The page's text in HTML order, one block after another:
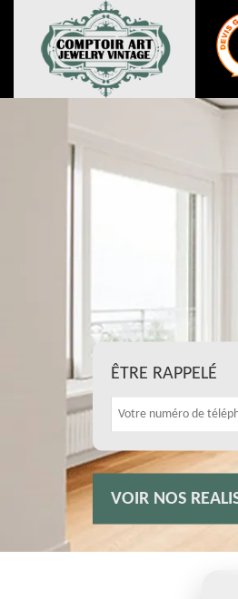
ÊTRE RAPPELÉ
VOIR NOS